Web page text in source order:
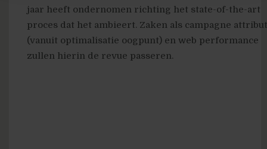
jaar heeft ondernomen richting het state-of-the-art
proces dat het ambieert. Zaken als campagne
(vanuit optimalisatie oogpunt) en web performance
zullen hierin de revue passeren.